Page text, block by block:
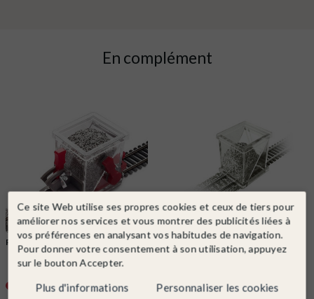
En complément
PROSES
Ref. BSHO02
Kit de pose de ballast avec essieux
de...
Indisponible
PROSES
Ref. BSHO01
Kit de pose de ballast, épandeur-
Indisponible
Ce site Web utilise ses propres cookies et ceux de tiers pour
améliorer nos services et vous montrer des publicités liées à
vos préférences en analysant vos habitudes de navigation.
Pour donner votre consentement à son utilisation, appuyez
sur le bouton Accepter.
Plus d'informations Personnaliser les cookies